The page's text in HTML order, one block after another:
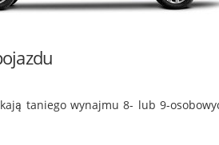
taniego wynajmu 8- lub 9-